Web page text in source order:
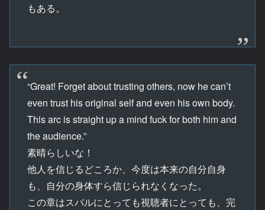
もある。
“Great! Forget about trusting others, now he can’t
even trust his original self and even his own body.
This arc is straight up a mind fuck for both him and
the audience.”
素晴らしいな！
他人を信じるどころか、今度は本来の自分自身
も、自分の身体すら信じられなくなった。
この章はスバルにとっても視聴者にとっても、完